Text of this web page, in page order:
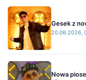
Gesek z
20.06.2026,
Nowa